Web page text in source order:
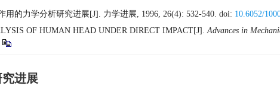
的力学分析研究进展[J]. 力学进展, 1996, 26(4): 532-540. doi: 10.6052/
OF HUMAN HEAD UNDER DIRECT IMPACT[J].Advances in
进展